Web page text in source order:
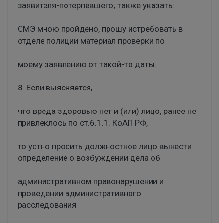
заявителя-потерпевшего; также указать:
СМЭ мною пройдено, прошу истребовать в
отделе полиции материал проверки по
моему заявлению от такой-то даты.
8. Если выясняется,
что вреда здоровью нет и (или) лицо, ранее не
привлеклось по ст.6.1.1. КоАП РФ,
то устно просить должностное лицо вынести
определение о возбуждении дела об
административном правонарушении и
проведении административного
расследования